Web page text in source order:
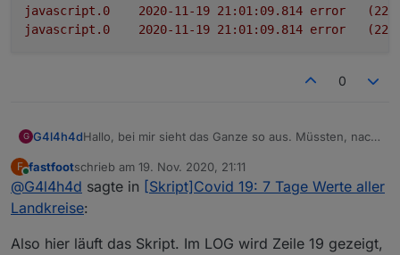
javascript.0
error
javascript.0
error
0
G G4l4h4dHallo, bei mir sieht das Ganze so aus. Müssten, nach
werden?
Json zeigt nichts an
showAllCounties steht auf false
showFederalStates steht auf false
Muss ich da im Script etwas ändern?
Bekomme im LOG auch folgende Fehler.
F
Online
fastfootschrieb am 19. Nov. 2020, 21:11
zuletzt editiert von
@G4l4h4d sagte in [Skript]Covid 19: 7 Tage Werte aller
Landkreise:
Also hier läuft das Skript. Im LOG wird Zeile 19 gezeigt,